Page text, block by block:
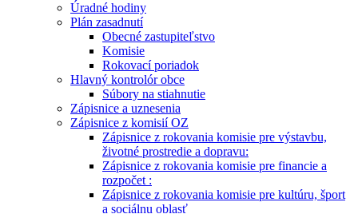
Úradné hodiny
Plán zasadnutí
Obecné zastupiteľstvo
Komisie
Rokovací poriadok
Hlavný kontrolór obce
Súbory na stiahnutie
Zápisnice a uznesenia
Zápisnice z komisií OZ
Zápisnice z rokovania komisie pre výstavbu,
životné prostredie a dopravu:
Zápisnice z rokovania komisie pre financie a
rozpočet :
Zápisnice z rokovania komisie pre kultúru, šport
a sociálnu oblasť